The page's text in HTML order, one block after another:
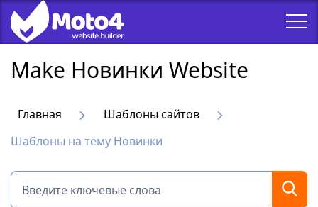
Make Новинки Website
Главная
Шаблоны сайтов
Шаблоны на тему Новинки